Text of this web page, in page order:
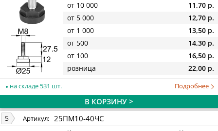
от 10 000
11,70 р.
от 5 000
12,70 р.
от 1 000
13,50 р.
от 500
14,30 р.
от 100
16,50 р.
розница
22,00 р.
на складе 531 шт. Подробнее
В КОРЗИНУ >
5 Артикул: 25ПМ10-40ЧС